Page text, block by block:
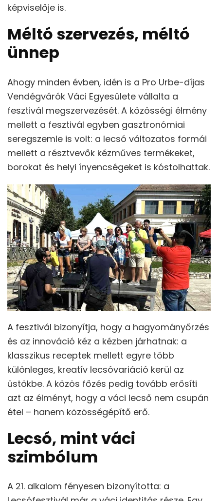
képviselője is.
Méltó szervezés, méltó
ünnep
Ahogy minden évben, idén is a Pro Urbe-díjas
Vendégvárók Váci Egyesülete vállalta a
fesztivál megszervezését. A közösségi élmény
mellett a fesztivál egyben gasztronómiai
seregszemle is volt: a lecsó változatos formái
mellett a résztvevők kézműves termékeket,
borokat és helyi ínyencségeket is kóstolhattak.
A fesztivál bizonyítja, hogy a hagyományőrzés
és az innováció kéz a kézben járhatnak: a
klasszikus receptek mellett egyre több
különleges, kreatív lecsóvariáció kerül az
üstökbe. A közös főzés pedig tovább erősíti
azt az élményt, hogy a váci lecső nem csupán
étel – hanem közösségépítő erő.
Lecsó, mint váci
szimbólum
A 21. alkalom fényesen bizonyította: a